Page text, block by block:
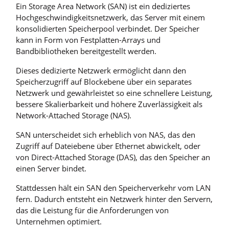
Ein Storage Area Network (SAN) ist ein dediziertes
Hochgeschwindigkeitsnetzwerk, das Server mit einem
konsolidierten Speicherpool verbindet. Der Speicher
kann in Form von Festplatten-Arrays und
Bandbibliotheken bereitgestellt werden.
Dieses dedizierte Netzwerk ermöglicht dann den
Speicherzugriff auf Blockebene über ein separates
Netzwerk und gewährleistet so eine schnellere Leistung,
bessere Skalierbarkeit und höhere Zuverlässigkeit als
Network-Attached Storage (NAS).
SAN unterscheidet sich erheblich von NAS, das den
Zugriff auf Dateiebene über Ethernet abwickelt, oder
von Direct-Attached Storage (DAS), das den Speicher an
einen Server bindet.
Stattdessen hält ein SAN den Speicherverkehr vom LAN
fern. Dadurch entsteht ein Netzwerk hinter den Servern,
das die Leistung für die Anforderungen von
Unternehmen optimiert.